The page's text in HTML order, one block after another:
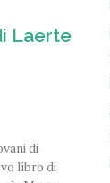
Laerte
di
libro di